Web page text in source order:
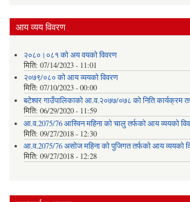
आय व्यय विवरण
२०८०।०८१ को अय वयको विवरण
मिति: 07/14/2023 - 11:01
२०७९/०८० को आय व्ययको विवरण
मिति: 07/10/2023 - 00:00
बटेश्वर गाउँपालिकाको आ.व.२०७७/०७८ को निति कार्यक्रम
मिति: 06/29/2020 - 11:59
आ.व.2075/76 आस्विन महिना को चालु तर्फको आय व्ययको
मिति: 09/27/2018 - 12:30
आ.व.2075/76 असोज महिना को पुजिगत तर्फको आय व्ययको
मिति: 09/27/2018 - 12:28